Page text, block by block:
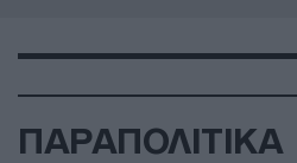
ΠΑΡΑΠΟΛΙΤΙΚΑ